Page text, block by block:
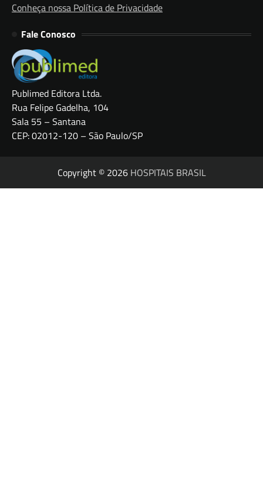
Conheça nossa Política de Privacidade
Fale Conosco
Publimed Editora Ltda.
Rua Felipe Gadelha, 104
Sala 55 – Santana
CEP: 02012-120 – São Paulo/SP
Copyright © 2026 HOSPITAIS BRASIL